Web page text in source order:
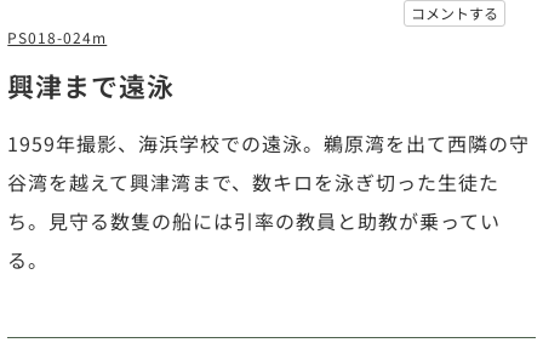
コメントする
PS018-024m
興津まで遠泳
1959年撮影、海浜学校での遠泳。鵜原湾を出て西隣の守
谷湾を越えて興津湾まで、数キロを泳ぎ切った生徒た
ち。見守る数隻の船には引率の教員と助教が乗ってい
る。